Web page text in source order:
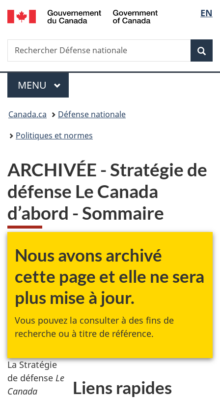
Passer
au
principal
Passer
à
Au
du
Passer
à
version
simplifiée
de
la
EN
Recherche
Rechercher
Défense
Menu
MENU PRINCIPAL
Vous
êtes
Canada.ca
Défense nationale
Politiques et normes
ARCHIVÉE - Stratégie de
défense Le Canada
d’abord - Sommaire
Nous avons archivé
cette page et elle ne sera
plus mise à jour.
Vous pouvez la consulter à des fins de
recherche ou à titre de référence.
Liens rapides
La Stratégie
de défense Le
Canada